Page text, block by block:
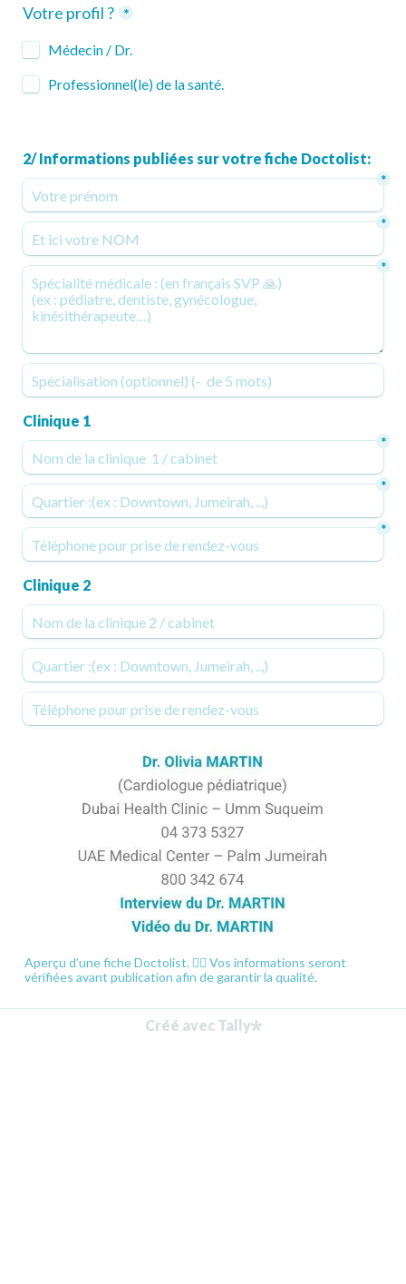
Votre profil ? *
Médecin / Dr.
Professionnel(le) de la santé.
2/ Informations publiées sur votre fiche Doctolist:
*
*
*
Clinique 1
*
*
*
Clinique 2
Aperçu d’une fiche Doctolist. 👆🏻 Vos informations seront
vérifiées avant publication afin de garantir la qualité.
Créé avec Tally